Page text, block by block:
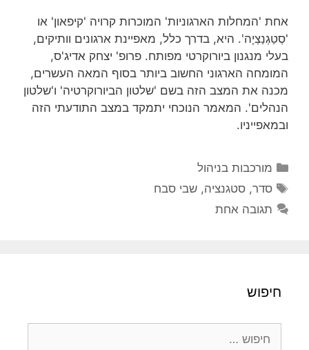
אחת 'המחלות הארגוניות' המוכרות קרויה 'קיפאון' או
'סְטַגְנַצְיָה'. היא, בדרך כלל, מאפיינת ארגונים וותיקים,
בעלי מנגנון ביורוקרטי מפותח. פרופ' יצחק אדיג'ס,
המומחה הארגוני החשוב ביותר בסוף המאה העשרים,
מכנה את המצב הזה בשם 'שלטון הביורוקרטיה' ו'שלטון
הנהלים'. המאמר הנוכחי יתמקד במצב התודעתי הזה
ובמאפייניו.
קטגוריות
מורכבות בניהול
תגיות
סדר,סטגנציה,שבי סבח
תגובה אחת
חיפוש